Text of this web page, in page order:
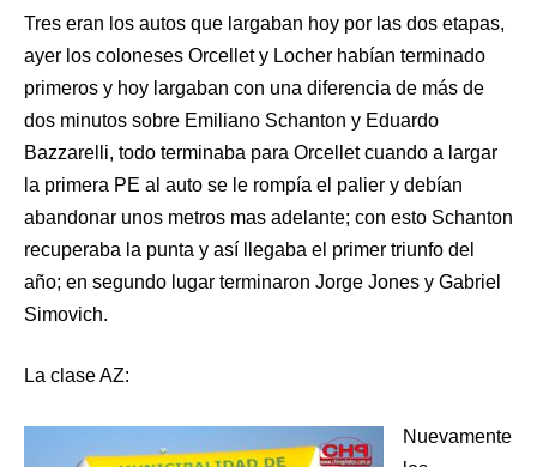
Tres eran los autos que largaban hoy por las dos etapas,
ayer los coloneses Orcellet y Locher habían terminado
primeros y hoy largaban con una diferencia de más de
dos minutos sobre Emiliano Schanton y Eduardo
Bazzarelli, todo terminaba para Orcellet cuando a largar
la primera PE al auto se le rompía el palier y debían
abandonar unos metros mas adelante; con esto Schanton
recuperaba la punta y así llegaba el primer triunfo del
año; en segundo lugar terminaron Jorge Jones y Gabriel
Simovich.
La clase AZ:
Nuevamente